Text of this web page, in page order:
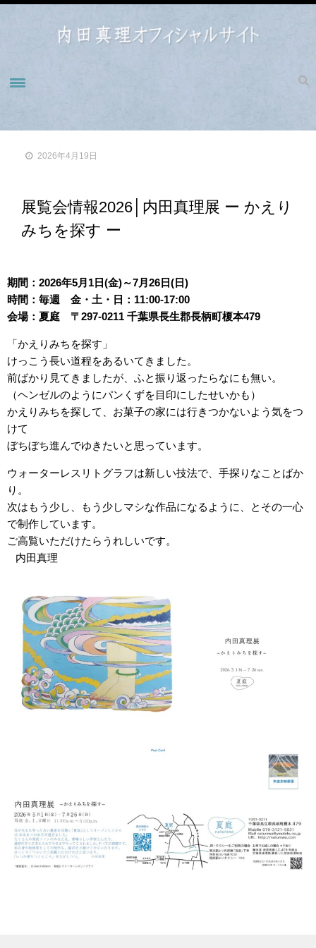
BIOGRAPHY
WORKS 1990-1993
WORKS1998-2000
WORKS2005-2009
WORKS2010-2014
BLOG
CONTACT
2026年4月19日
展覧会情報2026│内田真理展 ー かえり
みちを探す ー
期間：2026年5月1日(金)～7月26日(日)
時間：毎週 金・土・日：11:00-17:00
会場：夏庭 〒297-0211 千葉県長生郡長柄町榎本479
「かえりみちを探す」
けっこう長い道程をあるいてきました。
前ばかり見てきましたが、ふと振り返ったらなにも無い。
（ヘンゼルのようにパンくずを目印にしたせいかも）
かえりみちを探して、お菓子の家には行きつかないよう気をつ
けて
ぼちぼち進んでゆきたいと思っています。
ウォーターレスリトグラフは新しい技法で、手探りなことばか
り。
次はもう少し、もう少しマシな作品になるように、とその一心
で制作しています。
ご高覧いただけたらうれしいです。
内田真理